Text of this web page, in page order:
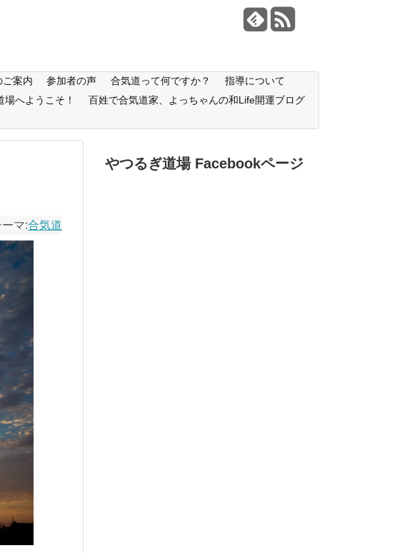
ご案内 参加者の声 合気道って何ですか？
指導について
へようこそ！
百姓で合気道家、よっちゃんの和Life開運ブログ
ーマ:合気道
やつるぎ道場 Facebookページ